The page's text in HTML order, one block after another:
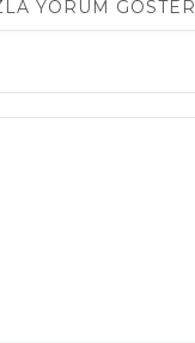
YORUM GÖSTER